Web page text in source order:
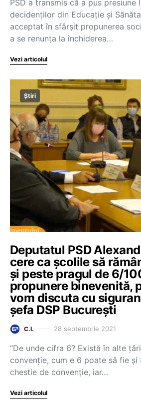
PSD a transmis că a pus presiune
decidenţilor din Educaţie şi
acceptat în sfârşit propunerea
a se renunţa la închiderea…
Vezi articolul
Știri
Deputatul PSD
cere ca școlile să
și peste pragul de 6/
propunere binevenită,
vom discuta cu
șefa DSP București
C.I. 28 septembrie 2021
“De unde cifra 6? Există în alte
convenție, cum e 6 poate să fie
chestie de convenție, iar…
Vezi articolul